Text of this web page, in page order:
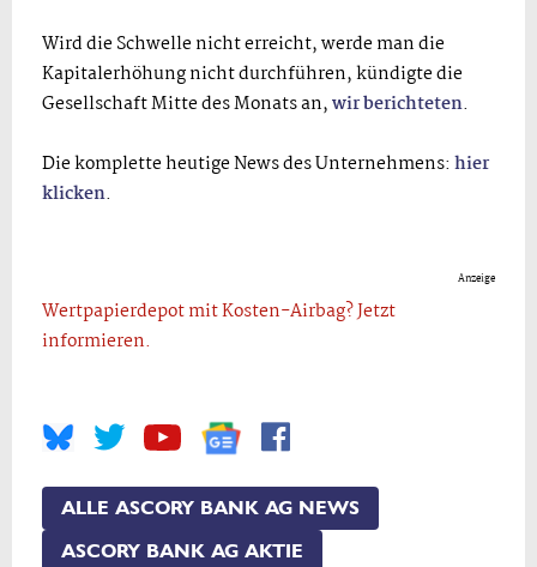
Wird die Schwelle nicht erreicht, werde man die
Kapitalerhöhung nicht durchführen, kündigte die
Gesellschaft Mitte des Monats an,wir berichteten.
Die komplette heutige News des Unternehmens: hier
klicken.
Anzeige
Wertpapierdepot mit Kosten-Airbag? Jetzt
informieren.
ALLE ASCORY BANK AG NEWS
ASCORY BANK AG AKTIE